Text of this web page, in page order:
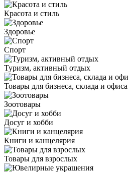
Красота и стиль
Здоровье
Спорт
Туризм, активный отдых
Товары для бизнеса, склада и офиса
Зоотовары
Досуг и хобби
Книги и канцелярия
Товары для взрослых